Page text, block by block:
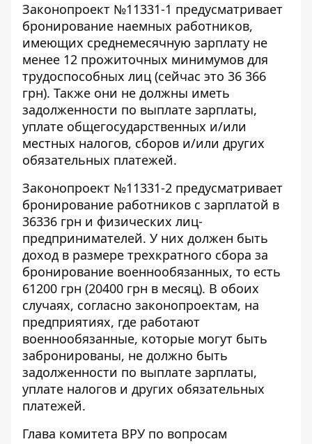
Законопроект №11331-1 предусматривает
бронирование наемных работников,
имеющих среднемесячную зарплату не
менее 12 прожиточных минимумов для
трудоспособных лиц (сейчас это 36 366
грн). Также они не должны иметь
задолженности по выплате зарплаты,
уплате общегосударственных и/или
местных налогов, сборов и/или других
обязательных платежей.
Законопроект №11331-2 предусматривает
бронирование работников с зарплатой в
36336 грн и физических лиц-
предпринимателей. У них должен быть
доход в размере трехкратного сбора за
бронирование военнообязанных, то есть
61200 грн (20400 грн в месяц). В обоих
случаях, согласно законопроектам, на
предприятиях, где работают
военнообязанные, которые могут быть
забронированы, не должно быть
задолженности по выплате зарплаты,
уплате налогов и других обязательных
платежей.
Глава комитета ВРУ по вопросам